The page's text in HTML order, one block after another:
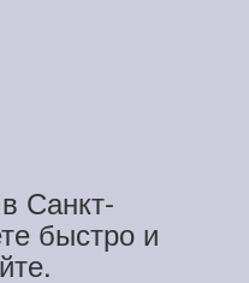
Санкт-
быстро и